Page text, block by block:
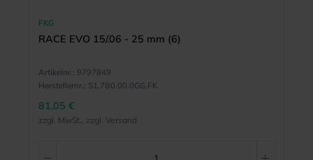
FKG
RACE EVO 15/.06 - 25 mm (6)
Artikelnr.: 9797849
Herstellernr.: S1.7B0.00.0GG.FK
81,05 €
zzgl. MwSt., zzgl. Versand